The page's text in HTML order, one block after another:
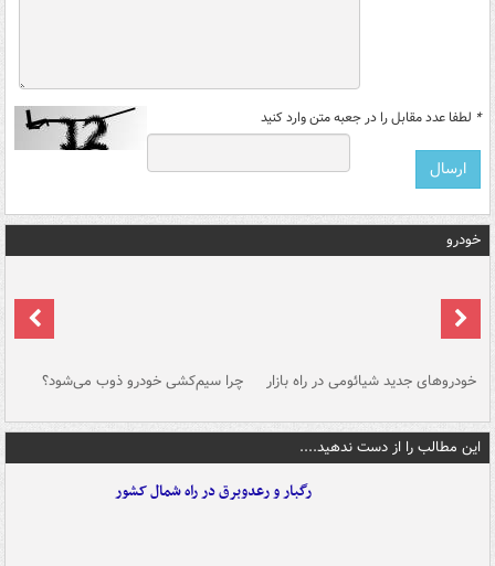
* لطفا عدد مقابل را در جعبه متن وارد کنید
خودرو
خودروهای جدید شیائومی در راه بازار چرا سیم‌کشی خودرو ذوب می‌شود؟
این مطالب را از دست ندهید....
رگبار و رعدوبرق در راه شمال کشور